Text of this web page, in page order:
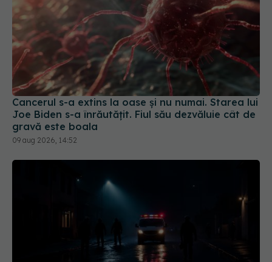
Cancerul s-a extins la oase și nu numai. Starea lui
Joe Biden s-a înrăutățit. Fiul său dezvăluie cât de
gravă este boala
09 aug 2026, 14:52
Caz șocant la Cluj. Echipaj de ambulanță atacat